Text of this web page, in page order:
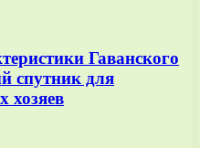
Гаванского
спутник для
хозяев